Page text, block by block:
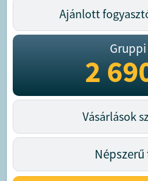
Ajánlott
2
Vásárlások